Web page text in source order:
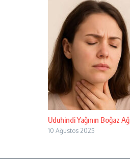
Uduhindi Yağının Boğaz
10 Ağustos 2025